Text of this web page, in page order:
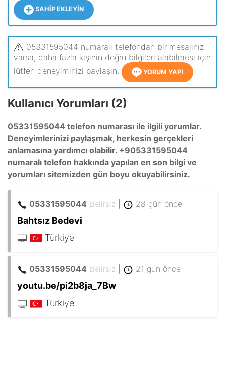
SAHIP EKLEYIN
05331595044 numaralı telefondan bir mesajınız
varsa, daha fazla kişinin doğru bilgileri alabilmesi için
lütfen deneyiminizi paylaşın.
YORUM YAP!
Kullanıcı Yorumları (2)
05331595044 telefon numarası ile ilgili yorumlar.
Deneyimlerinizi paylaşmak, herkesin gerçekleri
anlamasına yardımcı olabilir. +905331595044
numaralı telefon hakkında yapılan en son bilgi ve
yorumları sitemizden gün boyu okuyabilirsiniz.
05331595044 Belirsiz 28 gün önce
Bahtsız Bedevi
Türkiye
05331595044 Belirsiz 21 gün önce
youtu.be/pi2b8ja_7Bw
Türkiye